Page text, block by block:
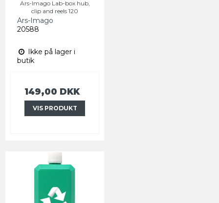
Ars-Imago Lab-box hub,
clip and reels 120
Ars-Imago
20588
Ikke på lager i
butik
149,00 DKK
VIS PRODUKT